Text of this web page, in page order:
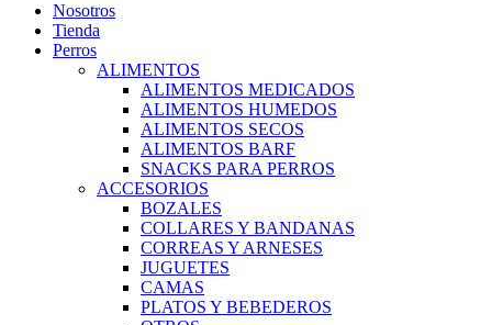
Nosotros
Tienda
Perros
ALIMENTOS
ALIMENTOS MEDICADOS
ALIMENTOS HUMEDOS
ALIMENTOS SECOS
ALIMENTOS BARF
SNACKS PARA PERROS
ACCESORIOS
BOZALES
COLLARES Y BANDANAS
CORREAS Y ARNESES
JUGUETES
CAMAS
PLATOS Y BEBEDEROS